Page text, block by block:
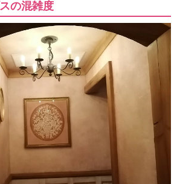
の混雑度